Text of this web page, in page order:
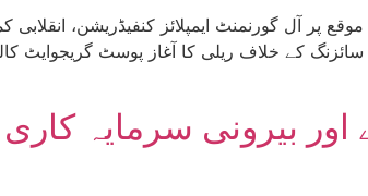
سائزنگ کے خلاف ریلی کا آغاز پوسٹ
بیرونی سرمایہ